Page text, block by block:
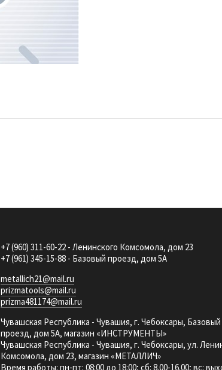
+7 (960) 311-60-22 - Ленинского Комсомола, дом 23
+7 (961) 345-15-88 - Базовый проезд, дом 5А
metallich21@mail.ru
prizmatools@mail.ru
prizma481174@mail.ru
Чувашская Республика - Чувашия, г. Чебоксары, Базовый
проезд, дом 5А, магазин «ИНСТРУМЕНТЫ»
Чувашская Республика - Чувашия, г. Чебоксары, ул.
Комсомола, дом 23, магазин «МЕТАЛЛИЧ»
Время работы: пн-пт: 08:00 до 18:00; сб: 8.00-16.00; вс: